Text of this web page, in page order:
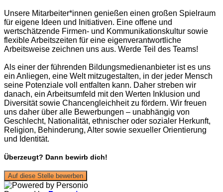
Unsere Mitarbeiter*innen genießen einen großen Spielraum
für eigene Ideen und Initiativen. Eine offene und
wertschätzende Firmen- und Kommunikationskultur sowie
flexible Arbeitszeiten für eine eigenverantwortliche
Arbeitsweise zeichnen uns aus. Werde Teil des Teams!
Als einer der führenden Bildungsmedienanbieter ist es uns
ein Anliegen, eine Welt mitzugestalten, in der jeder Mensch
seine Potenziale voll entfalten kann. Daher streben wir
danach, ein Arbeitsumfeld mit den Werten Inklusion und
Diversität sowie Chancengleichheit zu fördern. Wir freuen
uns daher über alle Bewerbungen – unabhängig von
Geschlecht, Nationalität, ethnischer oder sozialer Herkunft,
Religion, Behinderung, Alter sowie sexueller Orientierung
und Identität.
Überzeugt? Dann bewirb dich!
Auf diese Stelle bewerben